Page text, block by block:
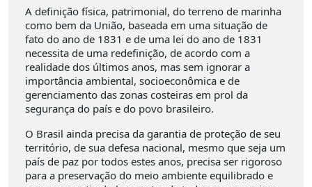
A definição física, patrimonial, do terreno de marinha
como bem da União, baseada em uma situação de
fato do ano de 1831 e de uma lei do ano de 1831
necessita de uma redefinição, de acordo com a
realidade dos últimos anos, mas sem ignorar a
importância ambiental, socioeconômica e de
gerenciamento das zonas costeiras em prol da
segurança do país e do povo brasileiro.
O Brasil ainda precisa da garantia de proteção de seu
território, de sua defesa nacional, mesmo que seja um
país de paz por todos estes anos, precisa ser rigoroso
para a preservação do meio ambiente equilibrado e